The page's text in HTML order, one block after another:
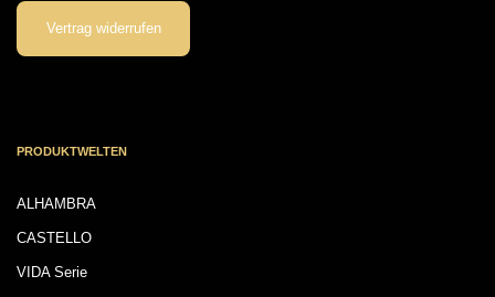
Vertrag widerrufen
PRODUKTWELTEN
ALHAMBRA
CASTELLO
VIDA Serie